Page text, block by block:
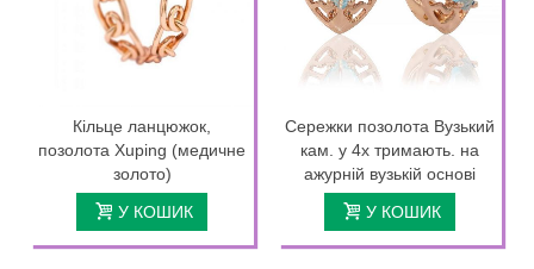
Кільце ланцюжок,
позолота Xuping (медичне
золото)
У КОШИК
Сережки позолота Вузький
кам. у 4х тримають. на
ажурній вузькій основі
У КОШИК